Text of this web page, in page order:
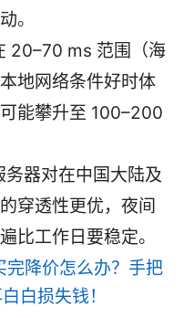
。
20–70 ms 范围（海
地网络条件好时体
能攀升至 100–200
器对在中国大陆及
穿透性更优，夜间
比工作日要稳定。
完降价怎么办？手把
白损失钱！